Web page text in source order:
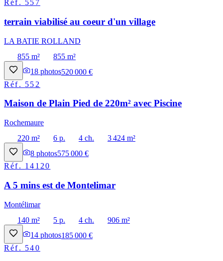
Réf. 557
terrain viabilisé au coeur d'un village
LA BATIE ROLLAND
855 m²
855 m²
18 photos520 000 €
Réf. 552
Maison de Plain Pied de 220m² avec Piscine
Rochemaure
220 m²
6 p. 4 ch.
3 424 m²
8 photos575 000 €
Réf. 14120
A 5 mins est de Montelimar
Montélimar
140 m²
5 p. 4 ch.
906 m²
14 photos185 000 €
Réf. 540